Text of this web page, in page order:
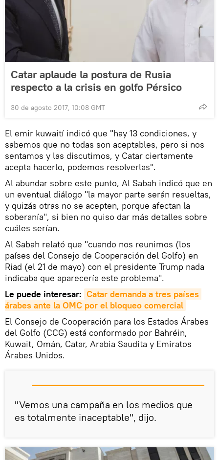
Catar aplaude la postura de Rusia
respecto a la crisis en golfo Pérsico
30 de agosto 2017, 10:08 GMT
El emir kuwaití indicó que "hay 13 condiciones, y
sabemos que no todas son aceptables, pero si nos
sentamos y las discutimos, y Catar ciertamente
acepta hacerlo, podemos resolverlas".
Al abundar sobre este punto, Al Sabah indicó que en
un eventual diálogo "la mayor parte serán resueltas,
y quizás otras no se acepten, porque afectan la
soberanía", si bien no quiso dar más detalles sobre
cuáles serían.
Al Sabah relató que "cuando nos reunimos (los
países del Consejo de Cooperación del Golfo) en
Riad (el 21 de mayo) con el presidente Trump nada
indicaba que aparecería este problema".
Le puede interesar: Catar demanda a tres países
árabes ante la OMC por el bloqueo comercial
El Consejo de Cooperación para los Estados Árabes
del Golfo (CCG) está conformado por Bahréin,
Kuwait, Omán, Catar, Arabia Saudita y Emiratos
Árabes Unidos.
"Vemos una campaña en los medios que
es totalmente inaceptable", dijo.